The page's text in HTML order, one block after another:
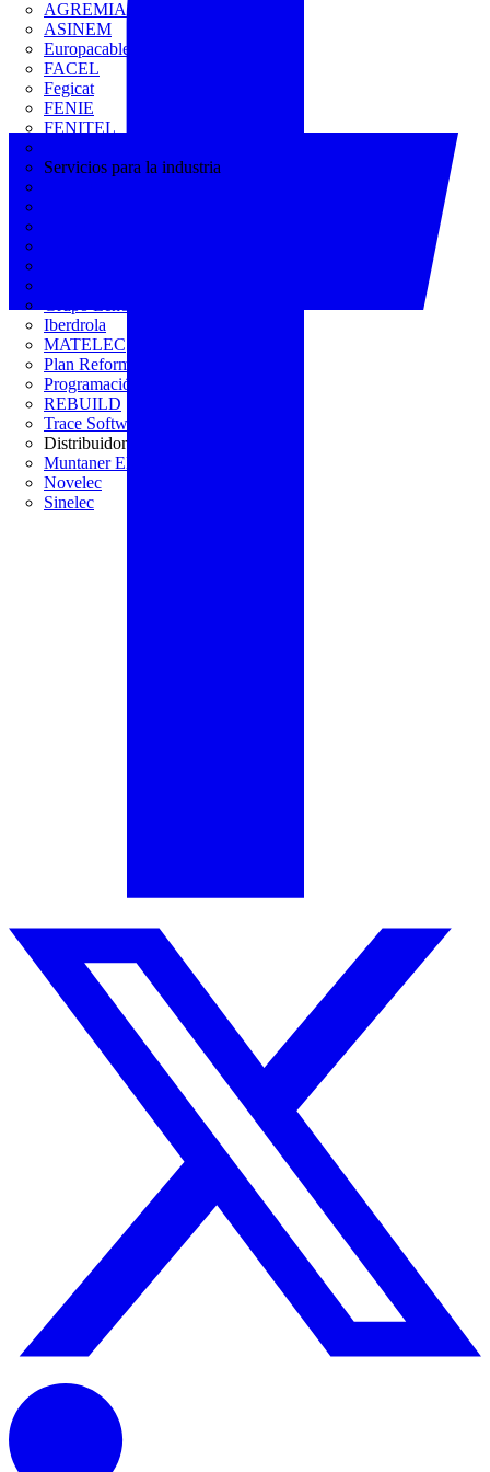
AGREMIA
ASINEM
Europacable
FACEL
Fegicat
FENIE
FENITEL
Servicios para la industria
Iberdrola
MATELEC
Plan Reforma
Programación Integral
REBUILD
Trace Software
Distribuidor
Muntaner Electro
Novelec
Sinelec